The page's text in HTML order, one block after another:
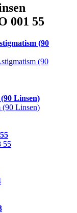
001 55
(90
Linsen)